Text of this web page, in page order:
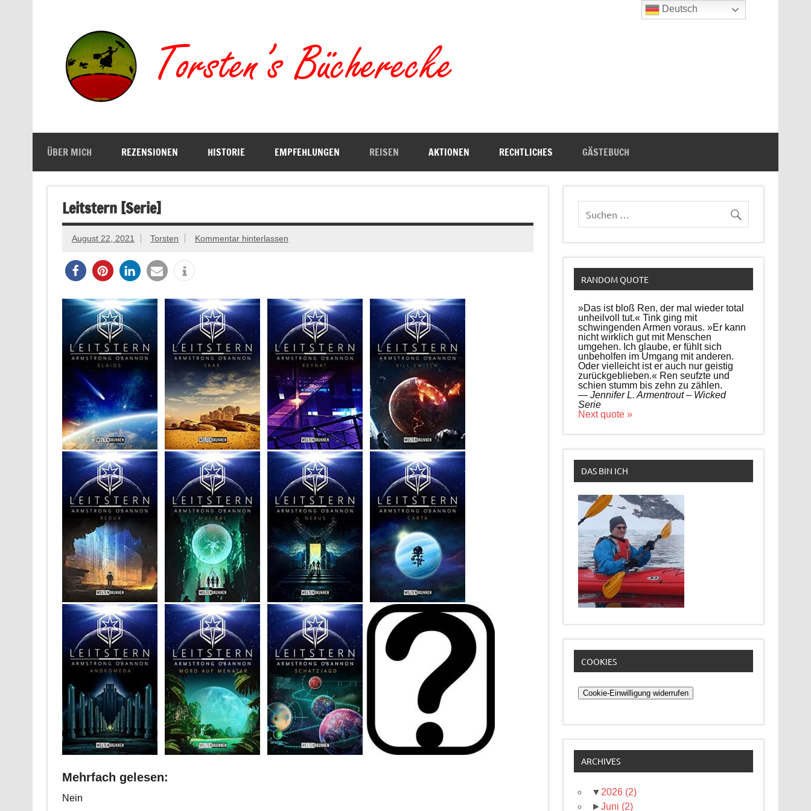
ÜBER MICH REZENSIONEN HISTORIE EMPFEHLUNGEN REISEN AKTIONEN RECHTLICHES GÄSTEBUCH
Leitstern [Serie]
August 22, 2021 Torsten Kommentar hinterlassen
Mehrfach gelesen:
Nein
RANDOM QUOTE
»Das ist bloß Ren, der mal wieder total
unheilvoll tut.« Tink ging mit
schwingenden Armen voraus. »Er kann
nicht wirklich gut mit Menschen
umgehen. Ich glaube, er fühlt sich
unbeholfen im Umgang mit anderen.
Oder vielleicht ist er auch nur geistig
zurückgeblieben.« Ren seufzte und
schien stumm bis zehn zu zählen.
—Jennifer L. Armentrout – Wicked
Serie
Next quote »
DAS BIN ICH
COOKIES
Cookie-Einwilligung widerrufen
ARCHIVES
▼ 2026 (2)
►Juni (2)
Deutsch